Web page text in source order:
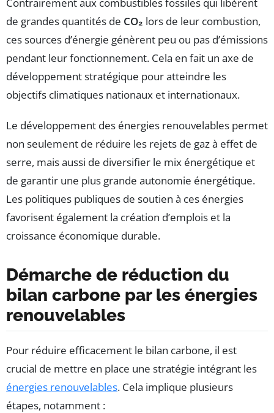
de grandes quantités de CO₂ lors de leur combustion,
ces sources d’énergie génèrent peu ou pas d’émissions
pendant leur fonctionnement. Cela en fait un axe de
développement stratégique pour atteindre les
objectifs climatiques nationaux et internationaux.
Le développement des énergies renouvelables permet
non seulement de réduire les rejets de gaz à effet de
serre, mais aussi de diversifier le mix énergétique et
de garantir une plus grande autonomie énergétique.
Les politiques publiques de soutien à ces énergies
favorisent également la création d’emplois et la
croissance économique durable.
Démarche de réduction du
bilan carbone par les énergies
renouvelables
Pour réduire efficacement le bilan carbone, il est
crucial de mettre en place une stratégie intégrant les
énergies renouvelables. Cela implique plusieurs
étapes, notamment :